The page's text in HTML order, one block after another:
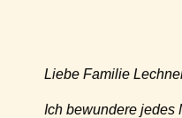
Liebe Familie
Ich bewundere jedes